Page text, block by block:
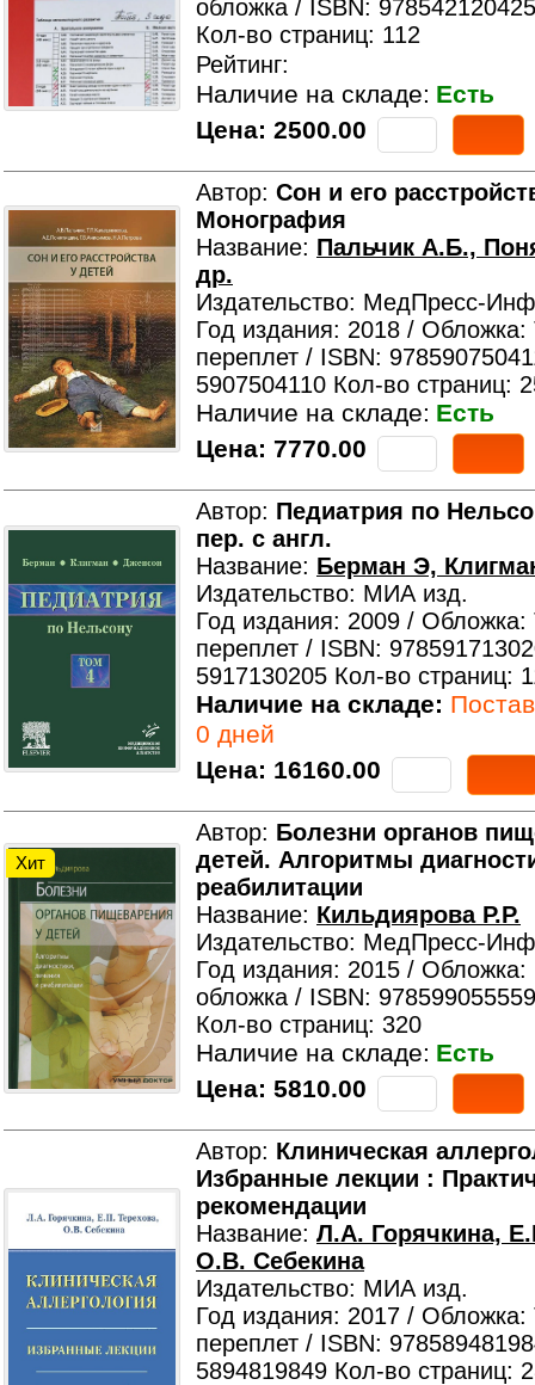
обложка / ISBN:
Кол-во страниц: 112
Рейтинг:
Наличие на складе: Есть
Цена: 2500.00
Автор: Сон и его
Монография
Название: Пальчик А.Б.,
др.
Издательство: МедПресс-
Год издания: 2018 /
переплет / ISBN:
5907504110 Кол-во страниц:
Наличие на складе: Есть
Цена: 7770.00
Автор: Педиатрия по
пер. с англ.
Название: Берман Э,
Издательство: МИА изд.
Год издания: 2009 /
переплет / ISBN:
5917130205 Кол-во страниц:
Наличие на складе:
0 дней
Цена: 16160.00
Хит
Автор: Болезни органов
детей. Алгоритмы
реабилитации
Название: Кильдиярова Р.Р.
Издательство: МедПресс-
Год издания: 2015 / Обложка:
обложка / ISBN:
Кол-во страниц: 320
Наличие на складе: Есть
Цена: 5810.00
Автор: Клиническая
Избранные лекции :
рекомендации
Название: Л.А. Горячкина,
О.В. Себекина
Издательство: МИА изд.
Год издания: 2017 /
переплет / ISBN:
5894819849 Кол-во страниц: